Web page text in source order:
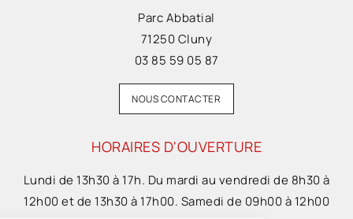
Parc Abbatial
71250 Cluny
03 85 59 05 87
NOUS CONTACTER
HORAIRES D'OUVERTURE
Lundi de 13h30 à 17h. Du mardi au vendredi de 8h30 à
12h00 et de 13h30 à 17h00. Samedi de 09h00 à 12h00